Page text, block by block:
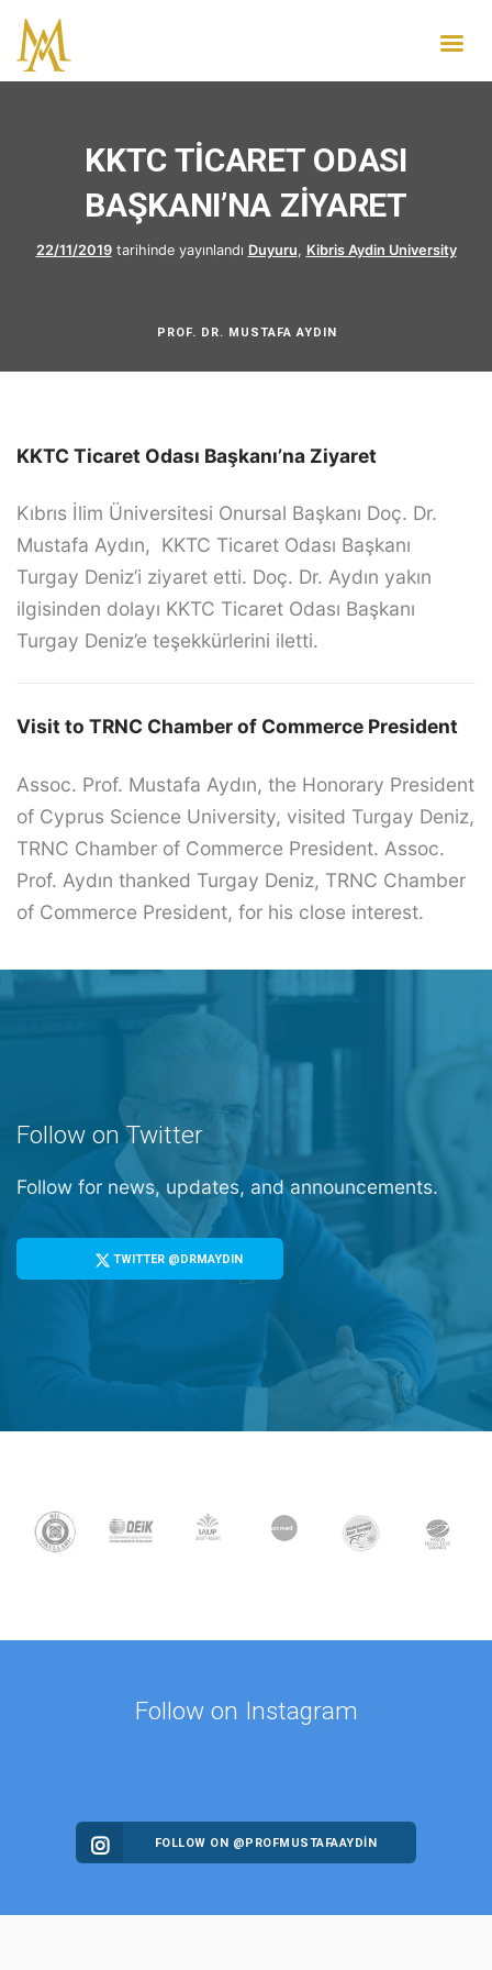
KKTC TİCARET ODASI
BAŞKANI’NA ZİYARET
22/11/2019tarihinde yayınlandı Duyuru, Kibris Aydin University
PROF. DR. MUSTAFA AYDIN
KKTC Ticaret Odası Başkanı’na Ziyaret
Kıbrıs İlim Üniversitesi Onursal Başkanı Doç. Dr.
Mustafa Aydın, KKTC Ticaret Odası Başkanı
Turgay Deniz’i ziyaret etti. Doç. Dr. Aydın yakın
ilgisinden dolayı KKTC Ticaret Odası Başkanı
Turgay Deniz’e teşekkürlerini iletti.
Visit to TRNC Chamber of Commerce President
Assoc. Prof. Mustafa Aydın, the Honorary President
of Cyprus Science University, visited Turgay Deniz,
TRNC Chamber of Commerce President. Assoc.
Prof. Aydın thanked Turgay Deniz, TRNC Chamber
of Commerce President, for his close interest.
Follow on Twitter
Follow for news, updates, and announcements.
TWITTER @DRMAYDIN
Follow on Instagram
FOLLOW ON @PROFMUSTAFAAYDIN